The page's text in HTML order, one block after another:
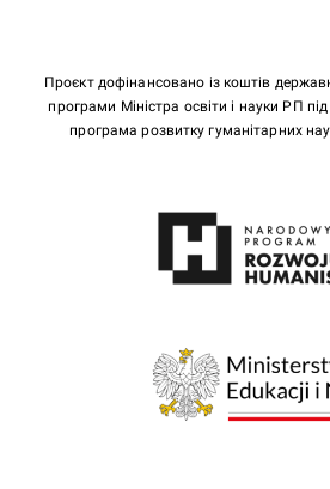
Проєкт дофінансовано із коштів
програми Міністра освіти і науки РП
програма розвитку гуманітарних